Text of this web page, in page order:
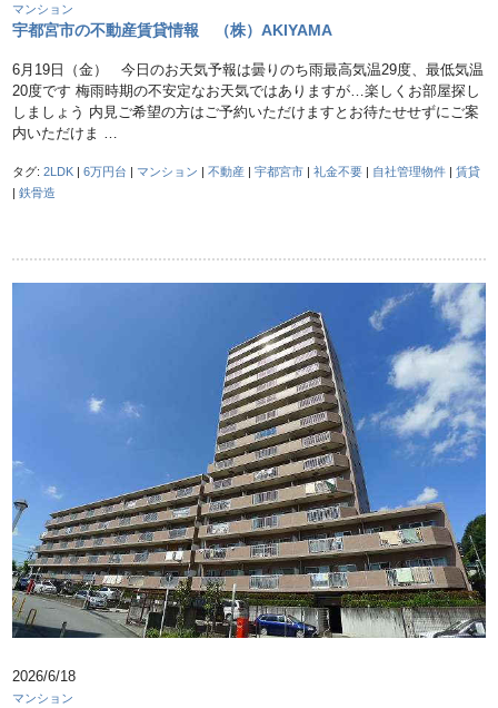
マンション
宇都宮市の不動産賃貸情報 （株）AKIYAMA
6月19日（金） 今日のお天気予報は曇りのち雨最高気温29度、最低気温
20度です 梅雨時期の不安定なお天気ではありますが…楽しくお部屋探し
しましょう 内見ご希望の方はご予約いただけますとお待たせせずにご案
内いただけま …
タグ:2LDK |6万円台 | マンション |不動産 |宇都宮市 |礼金不要 | 自社管理物件 |賃貸
|鉄骨造
2026/6/18
マンション